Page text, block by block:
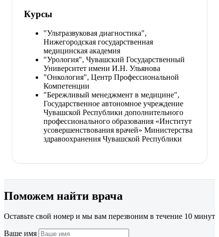
Курсы
"Ультразвуковая диагностика",
Нижегородская государственная
медицинская академия
"Урология", Чу­ваш­ский Го­сударс­твен­ный
Уни­вер­си­тет име­ни И.Н. Уль­яно­ва
"Онкология", Центр Профессиональной
Компетенции
"Бережливый менеджмент в медицине",
Государственное автономное учреждение
Чувашской Республики дополнительного
профессионального образования «Институт
усовершенствования врачей» Министерства
здравоохранения Чувашской Республики
Поможем найти врача
Оставьте свой номер и мы вам перезвоним в течение 10 минут
Ваше имя